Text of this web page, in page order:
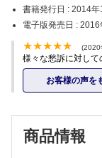
書籍発行日 : 2014年
電子版発売日 : 2016
(2020
様々な愁訴に対し
お客様の声を
商品情報